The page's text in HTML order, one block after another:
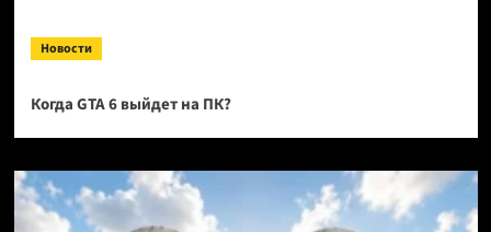
Новости
Когда GTA 6 выйдет на ПК?